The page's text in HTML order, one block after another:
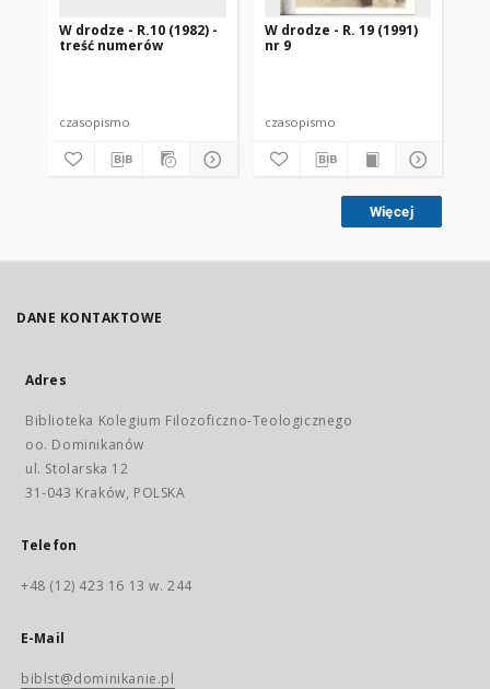
W drodze - R.10 (1982) -
treść numerów
czasopismo
W drodze - R. 19 (1991)
nr 9
czasopismo
Więcej
DANE KONTAKTOWE
Adres
Biblioteka Kolegium Filozoficzno-Teologicznego
oo. Dominikanów
ul. Stolarska 12
31-043 Kraków, POLSKA
Telefon
+48 (12) 423 16 13 w. 244
E-Mail
biblst@dominikanie.pl